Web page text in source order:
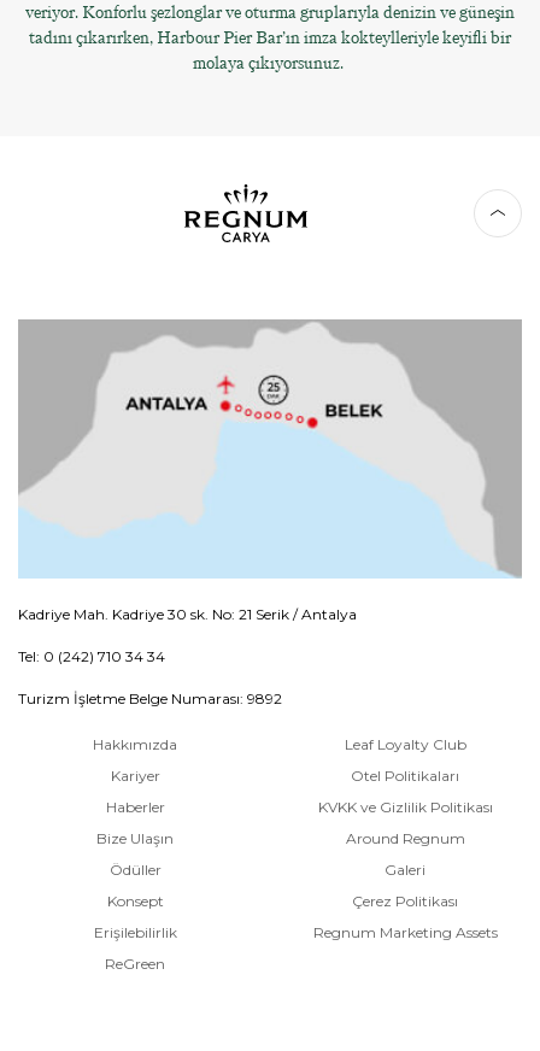
veriyor. Konforlu şezlonglar ve oturma gruplarıyla denizin ve güneşin
tadını çıkarırken, Harbour Pier Bar’ın imza kokteylleriyle keyifli bir
molaya çıkıyorsunuz.
Kadriye Mah. Kadriye 30 sk. No: 21 Serik / Antalya
Tel: 0 (242) 710 34 34
Turizm İşletme Belge Numarası: 9892
Hakkımızda
Kariyer
Haberler
Bize Ulaşın
Ödüller
Konsept
Erişilebilirlik
ReGreen
Leaf Loyalty Club
Otel Politikaları
KVKK ve Gizlilik Politikası
Around Regnum
Galeri
Çerez Politikası
Regnum Marketing Assets